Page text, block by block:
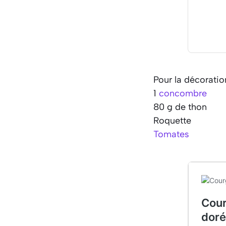
Pour la
1 concombre
80 g de thon
Roquette
Tomates